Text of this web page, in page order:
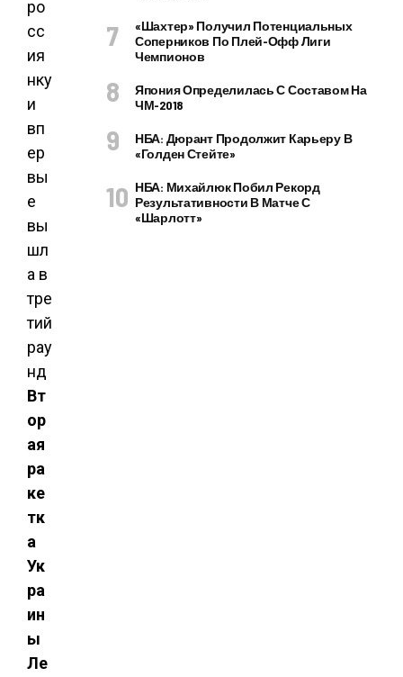
Вт
ор
ая
ра
ке
тк
а
Ук
ра
ин
ы
Ле
«Шахтер» Получил Потенциальных
Соперников По Плей-Офф Лиги
Чемпионов
Япония Определилась С Составом На
ЧМ-2018
НБА: Дюрант Продолжит Карьеру В
«Голден Стейте»
НБА: Михайлюк Побил Рекорд
Результативности В Матче С
«Шарлотт»